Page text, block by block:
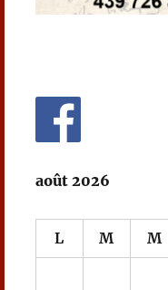
août 2026
L M M